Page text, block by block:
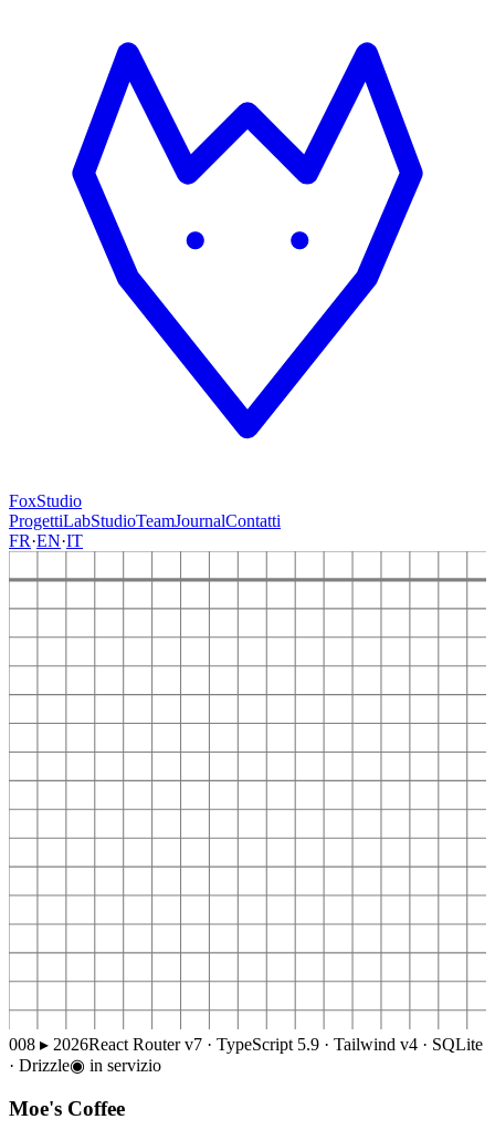
FoxStudio
ProgettiLabStudioTeamJournalContatti
FR·EN·IT
008 ▸ 2026React Router v7 · TypeScript 5.9 · Tailwind v4 · SQLite
· Drizzle◉ in servizio
Moe's Coffee